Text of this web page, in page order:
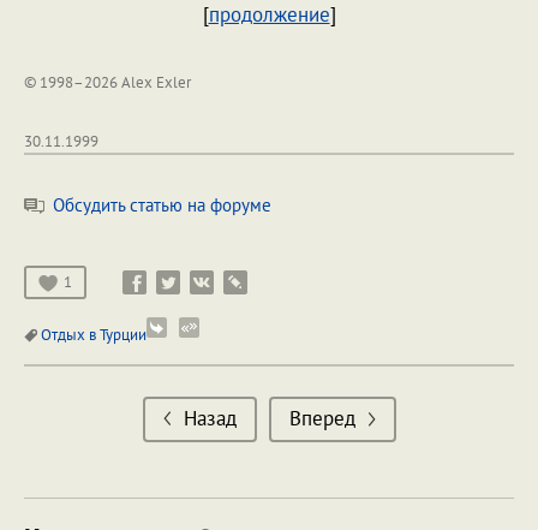
[продолжение]
© 1998–2026 Alex Exler
30.11.1999
Обсудить статью на форуме
1
Отдых в Турции
Назад Вперед